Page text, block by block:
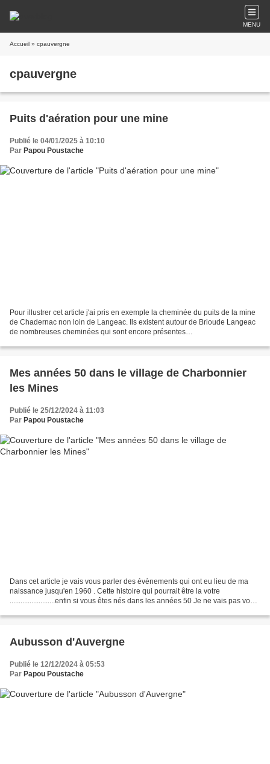
MENU
Accueil » cpauvergne
cpauvergne
Puits d'aération pour une mine
Publié le 04/01/2025 à 10:10
Par Papou Poustache
Pour illustrer cet article j'ai pris en exemple la cheminée du puits de la mine
de Chadernac non loin de Langeac. Ils existent autour de Brioude Langeac
de nombreuses cheminées qui sont encore présentes
Mes années 50 dans le village de Charbonnier
les Mines
Publié le 25/12/2024 à 11:03
Par Papou Poustache
Dans cet article je vais vous parler des évènements qui ont eu lieu de ma
naissance jusqu'en 1960 . Cette histoire qui pourrait être la votre
.........................enfin si vous êtes nés dans les années 50 Je ne vais pas vous
Aubusson d'Auvergne
Publié le 12/12/2024 à 05:53
Par Papou Poustache